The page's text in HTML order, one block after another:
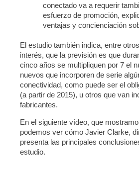
conectado va a requerir
esfuerzo de promoción,
ventajas y concienciación
El estudio también indica, entre
interés, que la previsión es que
cinco años se multipliquen por 7 el
nuevos que incorporen de serie
conectividad, como puede ser el
(a partir de 2015), u otros que van
fabricantes.
En el siguiente vídeo, que
podemos ver cómo Javier Clarke,
presenta las principales
estudio.